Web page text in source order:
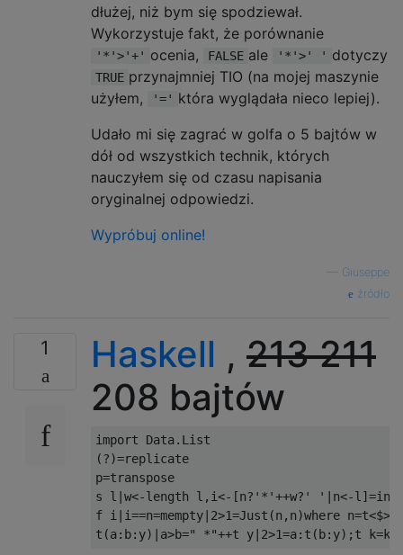
dłużej, niż bym się spodziewał.
Wykorzystuje fakt, że porównanie
'*'>'+' ocenia, FALSE ale '*'>' ' dotyczy
TRUE przynajmniej TIO (na mojej maszynie
użyłem,
'=' która wyglądała nieco lepiej).
Udało mi się zagrać w golfa o 5 bajtów w
dół od wszystkich technik, których
nauczyłem się od czasu napisania
oryginalnej odpowiedzi.
Wypróbuj online!
Giuseppe
źródło
1 Haskell , 213211
208 bajtów
import
(?)=replicate
p=transpose
s l
w<-length l , i<-[n? '*'++w? ' ' n<-l ]=
f i
i==n=mempty 2>1=Just (n , n)where n=t<$>
t (a: b: y)| a>b=" *"++t y 2>1=a: t ( b: y); t k=k